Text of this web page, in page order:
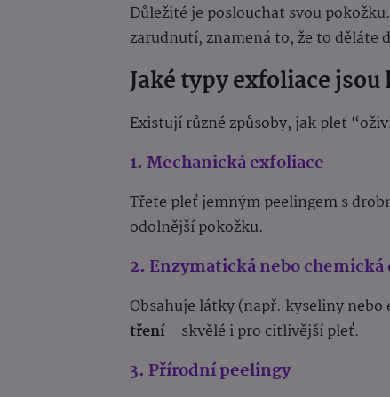
Důležité je poslouchat svou
zarudnutí, znamená to, že to děláte
Jaké typy exfoliace
Existují různé způsoby, jak pleť
1. Mechanická exfoliace
Třete pleť jemným peelingem s
odolnější pokožku.
2. Enzymatická nebo chemická
Obsahuje látky (např. kyseliny nebo
tření- skvělé i pro citlivější pleť.
3. Přírodní peelingy